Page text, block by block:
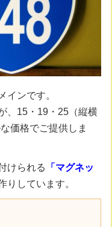
インです。
、15・19・25（縦横
価格でご提供しま
けられる
「マグネッ
りしています。